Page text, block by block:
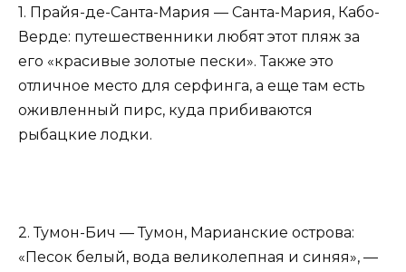
1. Прайя-де-Санта-Мария — Санта-Мария, Кабо-
Верде: путешественники любят этот пляж за
его «красивые золотые пески». Также это
отличное место для серфинга, а еще там есть
оживленный пирс, куда прибиваются
рыбацкие лодки.
2. Тумон-Бич — Тумон, Марианские острова:
«Песок белый, вода великолепная и синяя», —